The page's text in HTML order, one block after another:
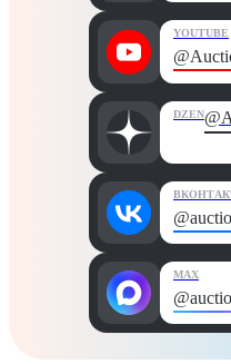
YOUTUBE
DZEN
MAX